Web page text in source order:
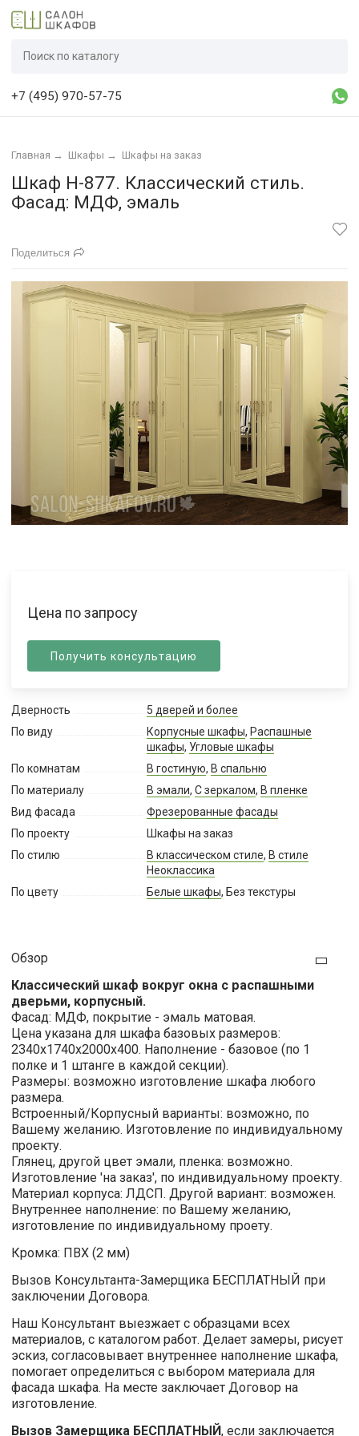
+7 (495) 970-57-75
Главная → Шкафы → Шкафы на заказ
Шкаф Н-877. Классический стиль.
Фасад: МДФ, эмаль
Поделиться
Цена по запросу
Получить консультацию
Дверность
5 дверей и более
По виду
Корпусные шкафы, Распашные
шкафы, Угловые шкафы
По комнатам
В гостиную, В спальню
По материалу
В эмали, С зеркалом, В пленке
Вид фасада
Фрезерованные фасады
По проекту
Шкафы на заказ
По стилю
В классическом стиле, В стиле
Неоклассика
По цвету
Белые шкафы, Без текстуры
Обзор
Классический шкаф вокруг окна с распашными
дверьми, корпусный.
Фасад: МДФ, покрытие - эмаль матовая.
Цена указана для шкафа базовых размеров:
2340х1740х2000х400. Наполнение - базовое (по 1
полке и 1 штанге в каждой секции).
Размеры: возможно изготовление шкафа любого
размера.
Встроенный/Корпусный варианты: возможно, по
Вашему желанию. Изготовление по индивидуальному
проекту.
Глянец, другой цвет эмали, пленка: возможно.
Изготовление 'на заказ', по индивидуальному проекту.
Материал корпуса: ЛДСП. Другой вариант: возможен.
Внутреннее наполнение: по Вашему желанию,
изготовление по индивидуальному проету.
Кромка: ПВХ (2 мм)
Вызов Консультанта-Замерщика БЕСПЛАТНЫЙ при
заключении Договора.
Наш Консультант выезжает с образцами всех
материалов, с каталогом работ. Делает замеры, рисует
эскиз, согласовывает внутреннее наполнение шкафа,
помогает определиться с выбором материала для
фасада шкафа. На месте заключает Договор на
изготовление.
Вызов Замерщика БЕСПЛАТНЫЙ, если заключается